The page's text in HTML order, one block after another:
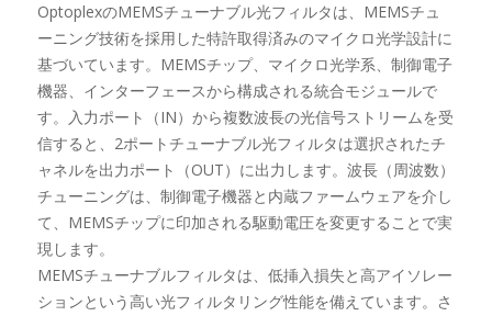
OptoplexのMEMSチューナブル光フィルタは、MEMSチュ
ーニング技術を採用した特許取得済みのマイクロ光学設計に
基づいています。MEMSチップ、マイクロ光学系、制御電子
機器、インターフェースから構成される統合モジュールで
す。入力ポート（IN）から複数波長の光信号ストリームを受
信すると、2ポートチューナブル光フィルタは選択されたチ
ャネルを出力ポート（OUT）に出力します。波長（周波数）
チューニングは、制御電子機器と内蔵ファームウェアを介し
て、MEMSチップに印加される駆動電圧を変更することで実
現します。
MEMSチューナブルフィルタは、低挿入損失と高アイソレー
ションという高い光フィルタリング性能を備えています。さ